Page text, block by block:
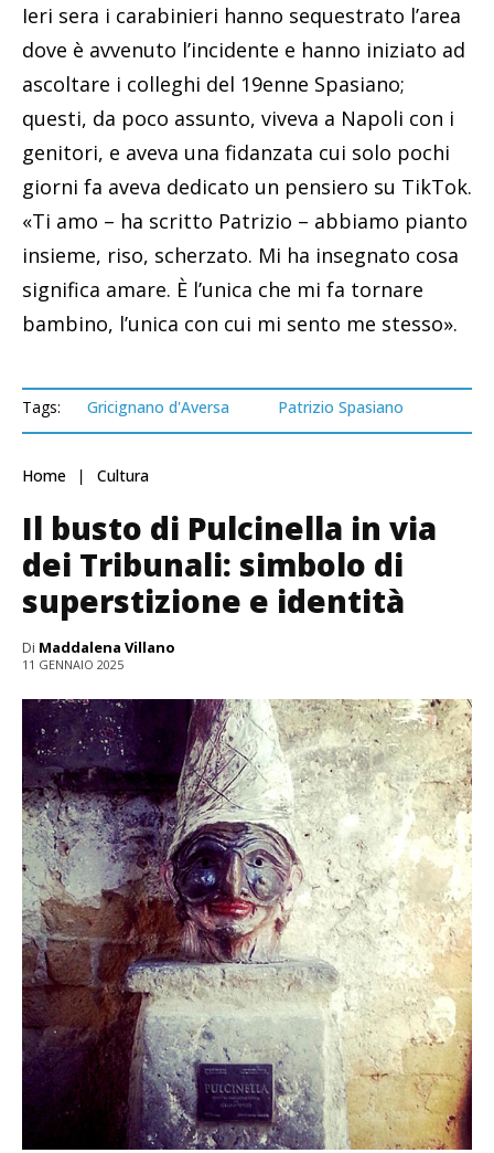
Ieri sera i carabinieri hanno sequestrato l’area
dove è avvenuto l’incidente e hanno iniziato ad
ascoltare i colleghi del 19enne Spasiano;
questi, da poco assunto, viveva a Napoli con i
genitori, e aveva una fidanzata cui solo pochi
giorni fa aveva dedicato un pensiero su TikTok.
«Ti amo – ha scritto Patrizio – abbiamo pianto
insieme, riso, scherzato. Mi ha insegnato cosa
significa amare. È l’unica che mi fa tornare
bambino, l’unica con cui mi sento me stesso».
Tags: Gricignano d'Aversa Patrizio Spasiano
Home Cultura
Il busto di Pulcinella in via
dei Tribunali: simbolo di
superstizione e identità
Di Maddalena Villano
11 GENNAIO 2025